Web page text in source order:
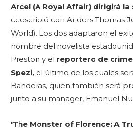
Arcel (A Royal Affair) dirigirá la
coescribió con Anders Thomas
World). Los dos adaptaron el
nombre del novelista
Preston y el reportero de
Spezi, el último de los cuales
Banderas, quien también será
junto a su manager, Emanuel
'The Monster of Florence: A